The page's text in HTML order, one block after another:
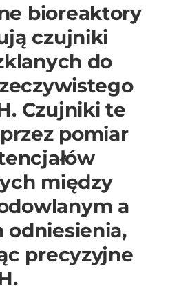
bioreaktory
czujniki
do
Czujniki te
pomiar
między
a
odniesienia,
precyzyjne